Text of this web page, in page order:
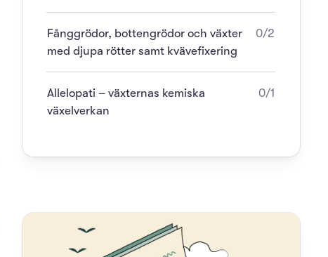
Fånggrödor, bottengrödor och växter
med djupa rötter samt kvävefixering
0/2
Allelopati – växternas kemiska
växelverkan
0/1